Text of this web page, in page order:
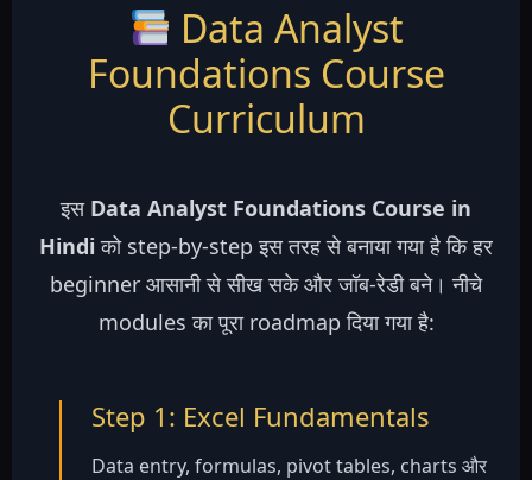
Data Analyst
Foundations Course
Curriculum
इस Data Analyst Foundations Course in
Hindi को step-by-step इस तरह से बनाया गया है कि हर
beginner आसानी से सीख सके और जॉब-रेडी बने। नीचे
modules का पूरा roadmap दिया गया है:
Step 1: Excel Fundamentals
Data entry, formulas, pivot tables, charts और